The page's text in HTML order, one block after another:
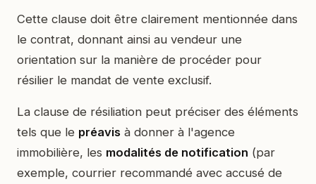
Cette clause doit être clairement mentionnée dans
le contrat, donnant ainsi au vendeur une
orientation sur la manière de procéder pour
résilier le mandat de vente exclusif.
La clause de résiliation peut préciser des éléments
tels que le préavis à donner à l'agence
immobilière, les modalités de notification (par
exemple, courrier recommandé avec accusé de